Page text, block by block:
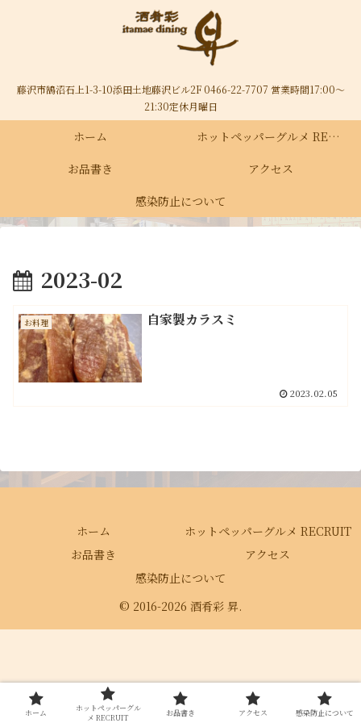
藤沢市鵠沼石上1-3-10添田土地藤沢ビル2F 0466-22-7707 営業時間17:00～
21:30定休月曜日
ホーム
ホットペッパーグルメ RECRUIT
お品書き
アクセス
感染防止について
2023-02
お料理 自家製カラスミ
2023.02.05
ホーム
ホットペッパーグルメ RECRUIT
お品書き
アクセス
感染防止について
© 2016-2026 酒肴彩 昇.
ホーム
ホットペッパーグル
メ RECRUIT
お品書き アクセス 感染防止について